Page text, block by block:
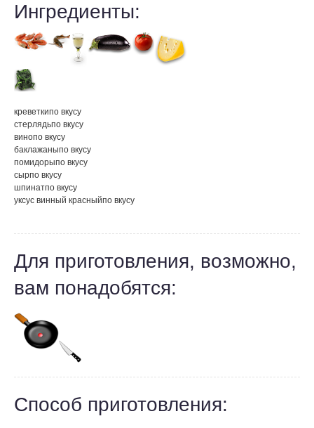
Ингредиенты:
креветкипо вкусу
стерлядьпо вкусу
винопо вкусу
баклажаныпо вкусу
помидорыпо вкусу
сырпо вкусу
шпинатпо вкусу
уксус винный красныйпо вкусу
Для приготовления, возможно,
вам понадобятся:
Способ приготовления: